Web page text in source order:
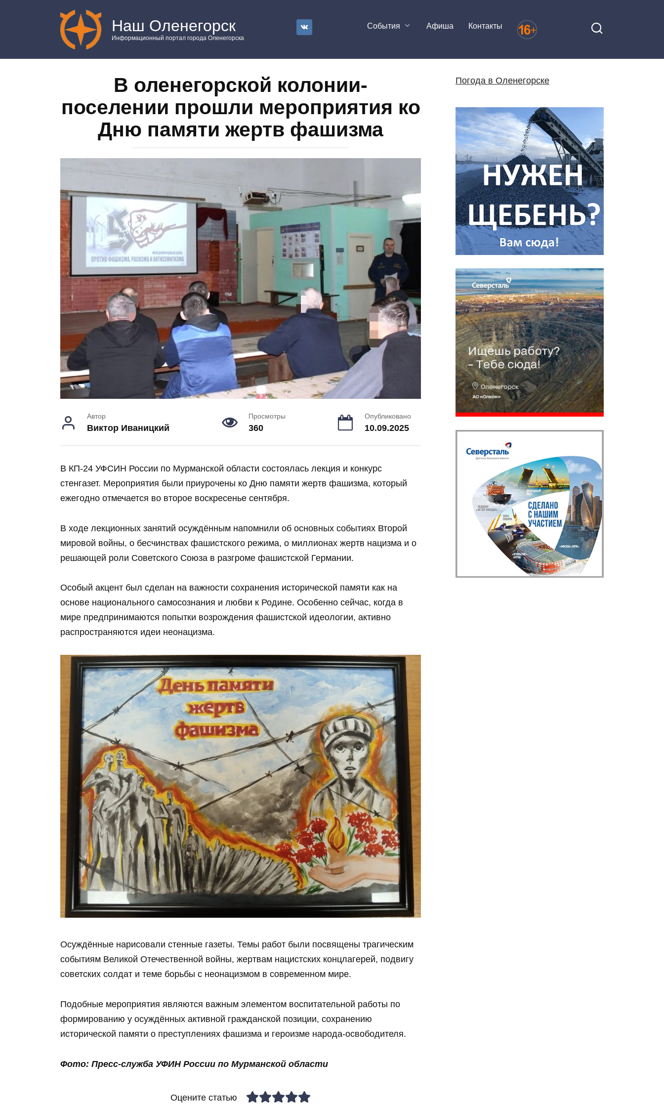
Наш Оленегорск
Информационный портал города Оленегорска
События Афиша Контакты
В оленегорской колонии-
поселении прошли мероприятия ко
Дню памяти жертв фашизма
Автор
Виктор Иваницкий
Просмотры
360
Опубликовано
10.09.2025
В КП-24 УФСИН России по Мурманской области состоялась лекция и конкурс
стенгазет. Мероприятия были приурочены ко Дню памяти жертв фашизма, который
ежегодно отмечается во второе воскресенье сентября.
В ходе лекционных занятий осуждённым напомнили об основных событиях Второй
мировой войны, о бесчинствах фашистского режима, о миллионах жертв нацизма и о
решающей роли Советского Союза в разгроме фашистской Германии.
Особый акцент был сделан на важности сохранения исторической памяти как на
основе национального самосознания и любви к Родине. Особенно сейчас, когда в
мире предпринимаются попытки возрождения фашистской идеологии, активно
распространяются идеи неонацизма.
Осуждённые нарисовали стенные газеты. Темы работ были посвящены трагическим
событиям Великой Отечественной войны, жертвам нацистских концлагерей, подвигу
советских солдат и теме борьбы с неонацизмом в современном мире.
Подобные мероприятия являются важным элементом воспитательной работы по
формированию у осуждённых активной гражданской позиции, сохранению
исторической памяти о преступлениях фашизма и героизме народа-освободителя.
Фото: Пресс-служба УФИН России по Мурманской области
Оцените статью
Погода в Оленегорске